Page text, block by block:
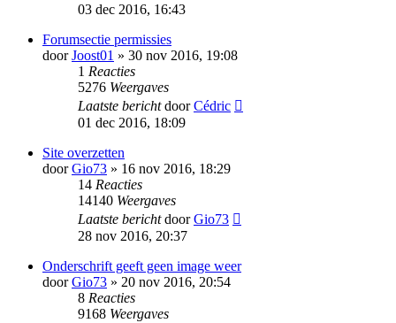
03 dec 2016, 16:43
Forumsectie permissies
doorJoost01 » 30 nov 2016, 19:08
1 Reacties
5276 Weergaves
Laatste berichtdoorCédric
01 dec 2016, 18:09
Site overzetten
doorGio73 » 16 nov 2016, 18:29
14 Reacties
14140 Weergaves
Laatste berichtdoorGio73
28 nov 2016, 20:37
Onderschrift geeft geen image weer
doorGio73 » 20 nov 2016, 20:54
8 Reacties
9168 Weergaves